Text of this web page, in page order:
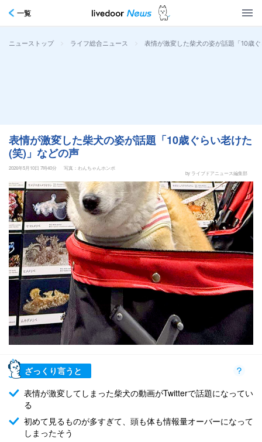
一覧
ニューストップ > ライフ総合ニュース > 表情が激変した柴犬の姿が話題「10歳
表情が激変した柴犬の姿が話題「10歳ぐらい老けた
(笑)」などの声
2026年5月10日 7時40分
写真：わんちゃんホンポ
by ライブドアニュース編集部
ざっくり言うと
表情が激変してしまった柴犬の動画がTwitterで話題になってい
る
初めて見るものが多すぎて、頭も体も情報量オーバーになって
しまったそう